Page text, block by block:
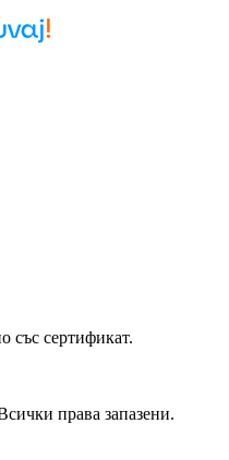
със сертификат.
права запазени.